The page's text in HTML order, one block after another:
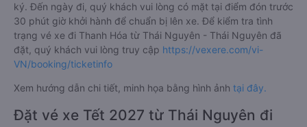
ký. Đến ngày đi, quý khách vui lòng có mặt tại điểm đón trước
30 phút giờ khởi hành để chuẩn bị lên xe. Để kiểm tra tình
trạng vé xe đi Thanh Hóa từ Thái Nguyên - Thái Nguyên đã
đặt, quý khách vui lòng truy cập https://vexere.com/vi-
VN/booking/ticketinfo
Xem hướng dẫn chi tiết, minh họa bằng hình ảnh tại đây.
Đặt vé xe Tết 2027 từ Thái Nguyên đi